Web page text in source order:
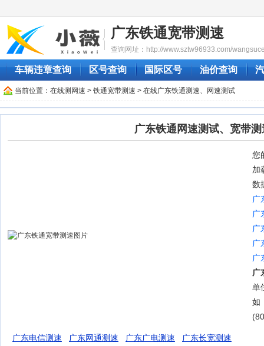
广东铁通宽带测速
查询网址：http://www.sztw96933.com/
车辆违章查询 区号查询 国际区号 油价查询
当前位置： 在线测网速 > 铁通宽带测速 > 在线广东铁通测速、网速测试
广东铁通网速测试、宽带测
您
加
数
广
广
广
广
广
广
单
如
广东电信测速 广东网通测速 广东广电测速 广东长宽测速